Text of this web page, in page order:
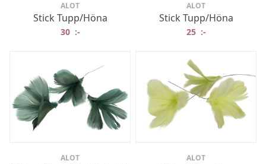
ALOT
Stick Tupp/Höna
30 :-
ALOT
Stick Tupp/Höna
25 :-
ALOT ALOT